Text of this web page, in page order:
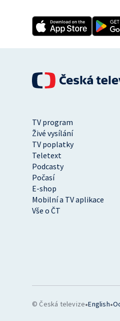
TV program
Živé vysílání
TV poplatky
Teletext
Podcasty
Počasí
E-shop
Mobilní a TV aplikace
Vše o ČT
© Česká televize•English•